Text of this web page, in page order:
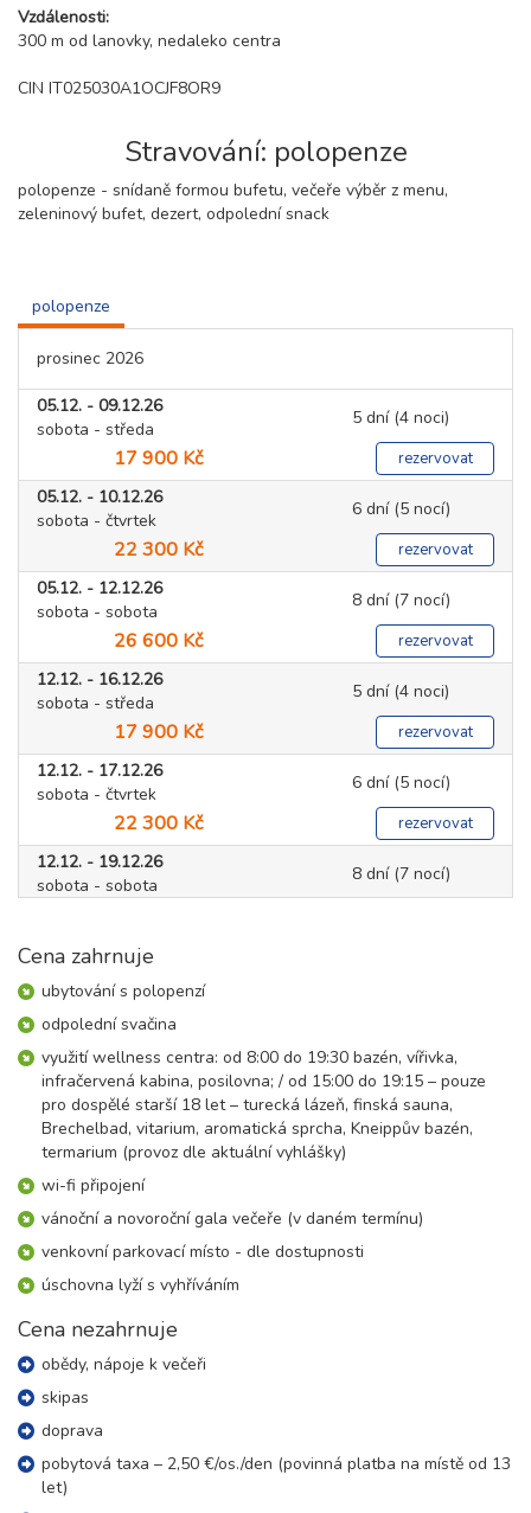
Vzdálenosti:
300 m od lanovky, nedaleko centra
CIN IT025030A1OCJF8OR9
Stravování: polopenze
polopenze - snídaně formou bufetu, večeře výběr z menu,
zeleninový bufet, dezert, odpolední snack
polopenze
prosinec 2026
05.12. - 09.12.26
sobota - středa
5 dní (4 noci)
17 900 Kč rezervovat
05.12. - 10.12.26
sobota - čtvrtek
6 dní (5 nocí)
22 300 Kč rezervovat
05.12. - 12.12.26
sobota - sobota
8 dní (7 nocí)
26 600 Kč rezervovat
12.12. - 16.12.26
sobota - středa
5 dní (4 noci)
17 900 Kč rezervovat
12.12. - 17.12.26
sobota - čtvrtek
6 dní (5 nocí)
22 300 Kč rezervovat
12.12. - 19.12.26
sobota - sobota
8 dní (7 nocí)
19.12. - 23.12.26
17 900 Kč
19.12. - 24.12.26
sobota - čtvrtek
6 dní (5 nocí)
22 300 Kč rezervovat
19.12. - 26.12.26
sobota - sobota
31 500 Kč
26.12. - 30.12.26
sobota - středa
29 600 Kč
26.12. - 31.12.26
sobota - čtvrtek
36 900 Kč
26.12. - 02.01.27
sobota - sobota
44 000 Kč rezervovat
Cena zahrnuje
ubytování s polopenzí
odpolední svačina
využití wellness centra: od 8:00 do 19:30 bazén, vířivka,
infračervená kabina, posilovna; / od 15:00 do 19:15 – pouze
pro dospělé starší 18 let – turecká lázeň, finská sauna,
Brechelbad, vitarium, aromatická sprcha, Kneippův bazén,
termarium (provoz dle aktuální vyhlášky)
wi-fi připojení
vánoční a novoroční gala večeře (v daném termínu)
venkovní parkovací místo - dle dostupnosti
úschovna lyží s vyhříváním
Cena nezahrnuje
obědy, nápoje k večeři
skipas
doprava
pobytová taxa – 2,50 €/os./den (povinná platba na místě od 13
let)